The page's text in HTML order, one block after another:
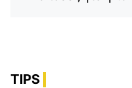
TIPS